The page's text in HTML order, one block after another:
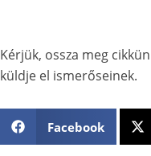
Kérjük, ossza meg
küldje el ismerőseinek.
Facebook